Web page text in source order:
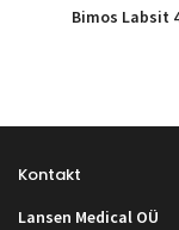
Bimos Labsit
Kontakt
Lansen Medical OÜ